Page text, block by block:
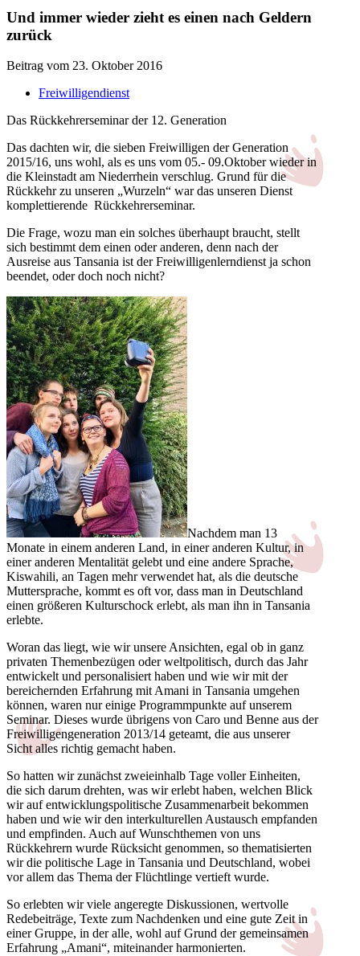
Und immer wieder zieht es einen nach Geldern
zurück
Beitrag vom 23. Oktober 2016
Freiwilligendienst
Das Rückkehrerseminar der 12. Generation
Das dachten wir, die sieben Freiwilligen der Generation
2015/16, uns wohl, als es uns vom 05.- 09.Oktober wieder in
die Kleinstadt am Niederrhein verschlug. Grund für die
Rückkehr zu unseren „Wurzeln“ war das unseren Dienst
komplettierende Rückkehrerseminar.
Die Frage, wozu man ein solches überhaupt braucht, stellt
sich bestimmt dem einen oder anderen, denn nach der
Ausreise aus Tansania ist der Freiwilligenlerndienst ja schon
beendet, oder doch noch nicht?
Nachdem man 13
Monate in einem anderen Land, in einer anderen Kultur, in
einer anderen Mentalität gelebt und eine andere Sprache,
Kiswahili, an Tagen mehr verwendet hat, als die deutsche
Muttersprache, kommt es oft vor, dass man in Deutschland
einen größeren Kulturschock erlebt, als man ihn in Tansania
erlebte.
Woran das liegt, wie wir unsere Ansichten, egal ob in ganz
privaten Themenbezügen oder weltpolitisch, durch das Jahr
entwickelt und personalisiert haben und wie wir mit der
bereichernden Erfahrung mit Amani in Tansania umgehen
können, waren nur einige Programmpunkte auf unserem
Seminar. Dieses wurde übrigens von Caro und Benne aus der
Freiwilligengeneration 2013/14 geteamt, die aus unserer
Sicht alles richtig gemacht haben.
So hatten wir zunächst zweieinhalb Tage voller Einheiten,
die sich darum drehten, was wir erlebt haben, welchen Blick
wir auf entwicklungspolitische Zusammenarbeit bekommen
haben und wie wir den interkulturellen Austausch empfanden
und empfinden. Auch auf Wunschthemen von uns
Rückkehrern wurde Rücksicht genommen, so thematisierten
wir die politische Lage in Tansania und Deutschland, wobei
vor allem das Thema der Flüchtlinge vertieft wurde.
So erlebten wir viele angeregte Diskussionen, wertvolle
Redebeiträge, Texte zum Nachdenken und eine gute Zeit in
einer Gruppe, in der alle, wohl auf Grund der gemeinsamen
Erfahrung „Amani“, miteinander harmonierten.